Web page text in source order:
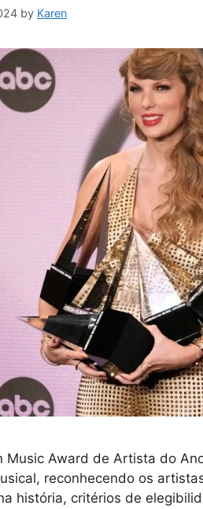
by Karen
Music Award de Artista do
reconhecendo os
história, critérios de